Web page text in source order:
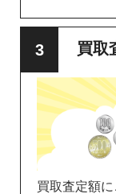
買取
買取査定額